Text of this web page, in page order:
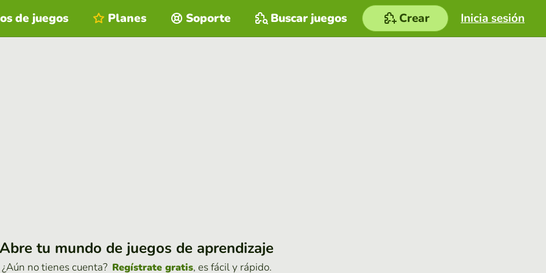
Inicia sesión
de juegos Planes Soporte Buscar juegos Crear
Abre tu mundo de juegos de aprendizaje
¿Aún no tienes cuenta? Regístrate gratis, es fácil y rápido.